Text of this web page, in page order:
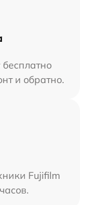
и обратно.
Fujifilm